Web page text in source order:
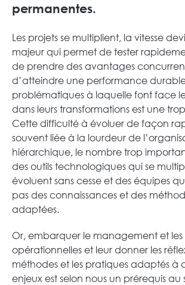
permanentes.
Les projets se multiplient, la vitesse
majeur qui permet de tester
de prendre des avantages
d’atteindre une performance
problématiques à laquelle font face
dans leurs transformations est une
Cette difficulté à évoluer de façon
souvent liée à la lourdeur de
hiérarchique, le nombre trop
des outils technologiques qui se
évoluent sans cesse et des équipes
pas des connaissances et des
adaptées.
Or, embarquer le management et
opérationnelles et leur donner les
méthodes et les pratiques adaptés à
enjeux est selon nous un prérequis au